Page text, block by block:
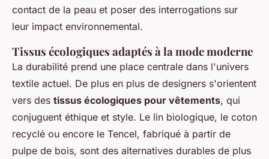
contact de la peau et poser des interrogations sur
leur impact environnemental.
Tissus écologiques adaptés à la mode moderne
La durabilité prend une place centrale dans l'univers
textile actuel. De plus en plus de designers s'orientent
vers des tissus écologiques pour vêtements, qui
conjuguent éthique et style. Le lin biologique, le coton
recyclé ou encore le Tencel, fabriqué à partir de
pulpe de bois, sont des alternatives durables de plus